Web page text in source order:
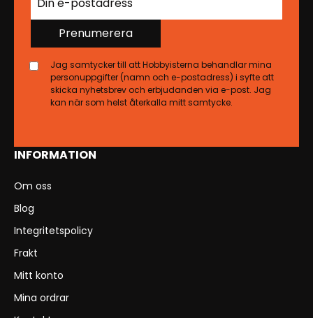
INFORMATION
Om oss
Blog
Integritetspolicy
Frakt
Mitt konto
Mina ordrar
Prenumerera
Jag samtycker till att Hobbyisterna behandlar mina
personuppgifter (namn och e-postadress) i syfte att
skicka nyhetsbrev och erbjudanden via e-post. Jag
kan när som helst återkalla mitt samtycke.